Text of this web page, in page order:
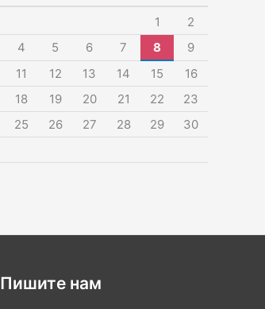
1
2
4 5 6 7 8
9
11 12 13 14 15
16
18 19 20 21 22
23
25 26 27 28 29
30
Пишите нам